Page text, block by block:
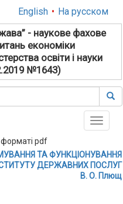
English • На русском
- наукове фахове
економіки
освіти і науки
№1643)
Toggle
ТА ФУНКЦІОНУВАННЯ
ДЕРЖАВНИХ ПОСЛУГ
В. О. Плющ